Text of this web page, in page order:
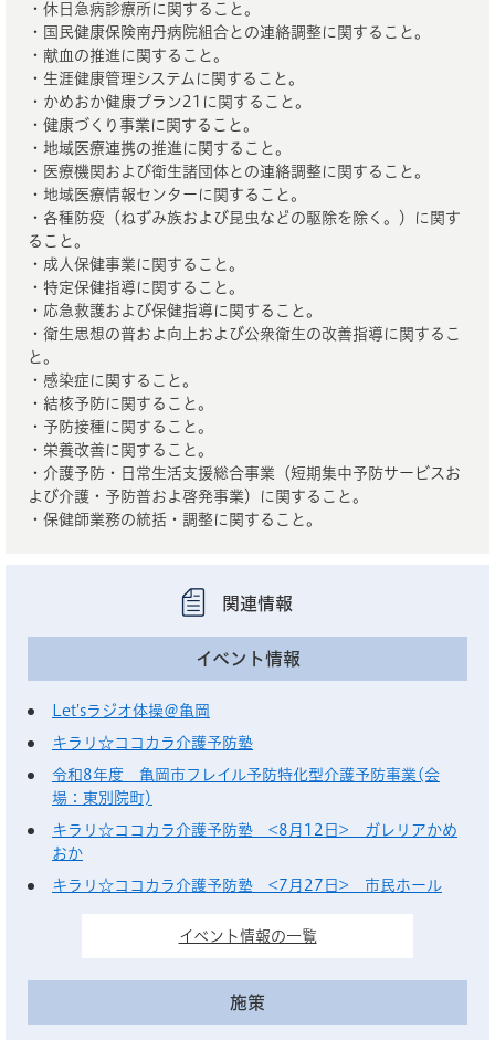
・休日急病診療所に関すること。
・国民健康保険南丹病院組合との連絡調整に関すること。
・献血の推進に関すること。
・生涯健康管理システムに関すること。
・かめおか健康プラン21に関すること。
・健康づくり事業に関すること。
・地域医療連携の推進に関すること。
・医療機関および衛生諸団体との連絡調整に関すること。
・地域医療情報センターに関すること。
・各種防疫（ねずみ族および昆虫などの駆除を除く。）に関す
ること。
・成人保健事業に関すること。
・特定保健指導に関すること。
・応急救護および保健指導に関すること。
・衛生思想の普およ向上および公衆衛生の改善指導に関するこ
と。
・感染症に関すること。
・結核予防に関すること。
・予防接種に関すること。
・栄養改善に関すること。
・介護予防・日常生活支援総合事業（短期集中予防サービスお
よび介護・予防普およ啓発事業）に関すること。
・保健師業務の統括・調整に関すること。
関連情報
イベント情報
Let'sラジオ体操＠亀岡
キラリ☆ココカラ介護予防塾
令和8年度 亀岡市フレイル予防特化型介護予防事業(会
場：東別院町)
キラリ☆ココカラ介護予防塾 <8月12日> ガレリアかめ
おか
キラリ☆ココカラ介護予防塾 <7月27日> 市民ホール
イベント情報の一覧
施策